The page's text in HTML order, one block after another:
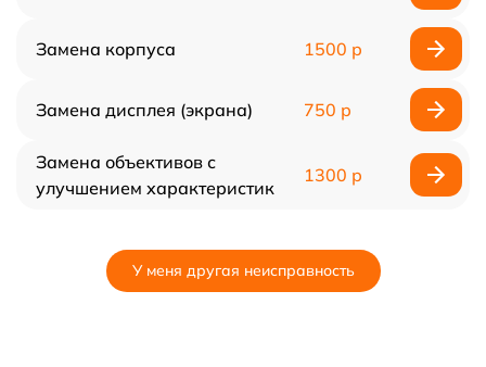
Замена корпуса 1500 р
Замена дисплея (экрана) 750 р
Замена объективов с
улучшением характеристик
1300 р
У меня другая неисправность